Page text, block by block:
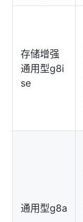
存储增强
通用型g8i
se
通用型g8a